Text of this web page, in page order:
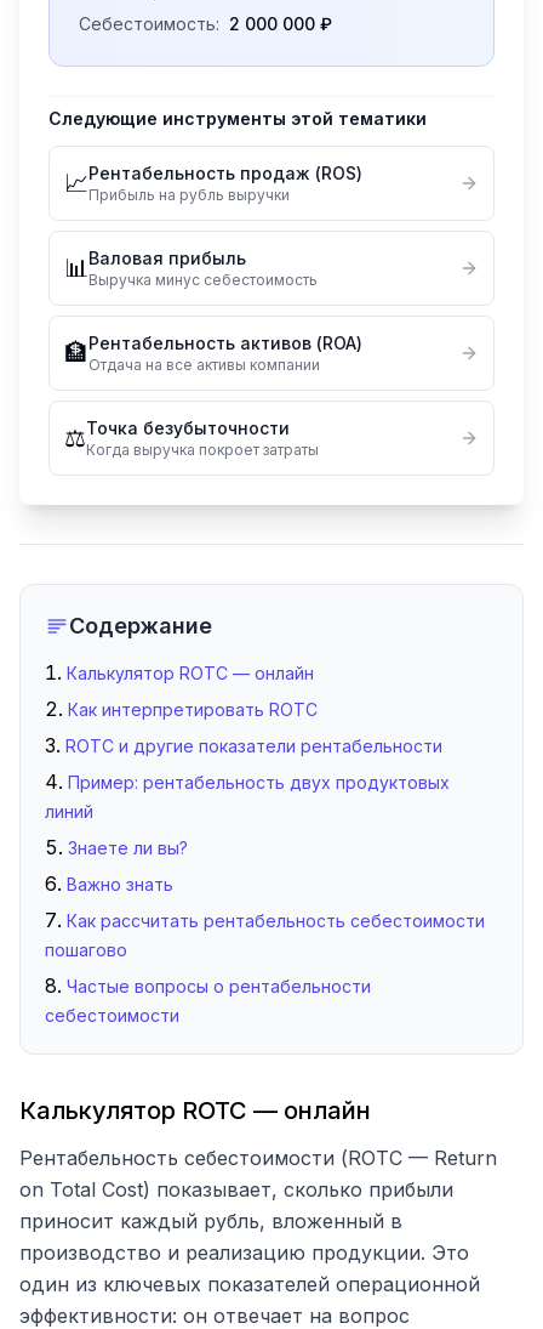
Себестоимость: 2 000 000 ₽
Следующие инструменты этой тематики
📈Рентабельность продаж (ROS)
Прибыль на рубль выручки
📊Валовая прибыль
Выручка минус себестоимость
🏦Рентабельность активов (ROA)
Отдача на все активы компании
⚖️Точка безубыточности
Когда выручка покроет затраты
Содержание
Калькулятор ROTC — онлайн
Как интерпретировать ROTC
ROTC и другие показатели рентабельности
Пример: рентабельность двух продуктовых
линий
Знаете ли вы?
Важно знать
Как рассчитать рентабельность себестоимости
пошагово
Частые вопросы о рентабельности
себестоимости
Калькулятор ROTC — онлайн
Рентабельность себестоимости (ROTC — Return
on Total Cost) показывает, сколько прибыли
приносит каждый рубль, вложенный в
производство и реализацию продукции. Это
один из ключевых показателей операционной
эффективности: он отвечает на вопрос